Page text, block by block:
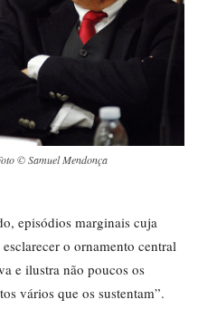
© Samuel Mendonça
episódios marginais cuja
o ornamento central
e ilustra não poucos os
vários que os sustentam”.